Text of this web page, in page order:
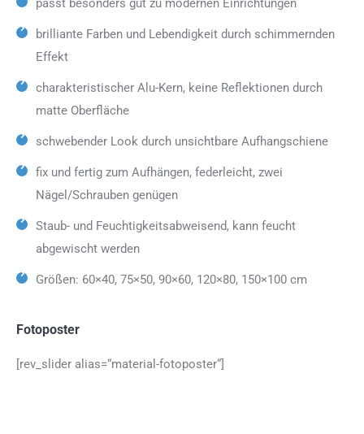
passt besonders gut zu modernen Einrichtungen
brilliante Farben und Lebendigkeit durch schimmernden
Effekt
charakteristischer Alu-Kern, keine Reflektionen durch
matte Oberfläche
schwebender Look durch unsichtbare Aufhangschiene
fix und fertig zum Aufhängen, federleicht, zwei
Nägel/Schrauben genügen
Staub- und Feuchtigkeitsabweisend, kann feucht
abgewischt werden
Größen: 60×40, 75×50, 90×60, 120×80, 150×100 cm
Fotoposter
[rev_slider alias=“material-fotoposter“]